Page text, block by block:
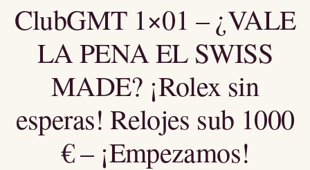
ClubGMT 1×01 – ¿VALE
LA PENA EL SWISS
MADE? ¡Rolex sin
esperas! Relojes sub 1000
€ – ¡Empezamos!